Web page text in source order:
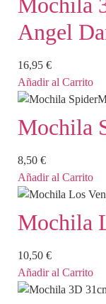
Angel
16,95 €
Añadir al Carrito
Mochila
8,50 €
Añadir al Carrito
Mochila
10,50 €
Añadir al Carrito